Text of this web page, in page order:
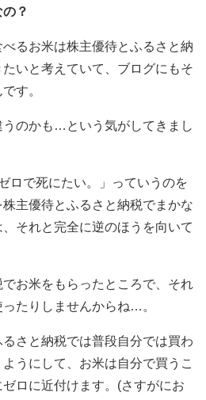
？
るお米は株主優待とふるさと納
いと考えていて、ブログにもそ
す。
のかも…という気がしてきまし
ロで死にたい。」っていうのを
主優待とふるさと納税でまかな
それと完全に逆のほうを向いて
お米をもらったところで、それ
たりしませんからね…。
さと納税では普段自分では買わ
うにして、お米は自分で買うこ
ロに近付けます。(さすがにお